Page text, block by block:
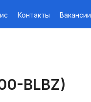
Контакты Вакансии
BLBZ)